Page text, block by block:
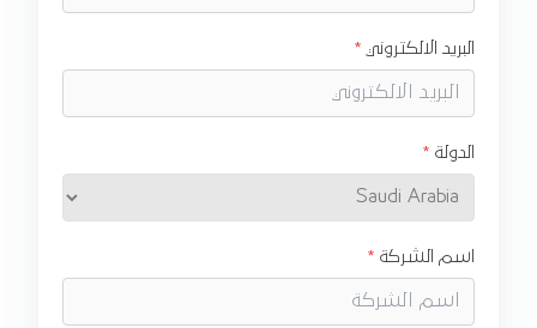
البريد الالكتروني
الدولة
اسم الشركة